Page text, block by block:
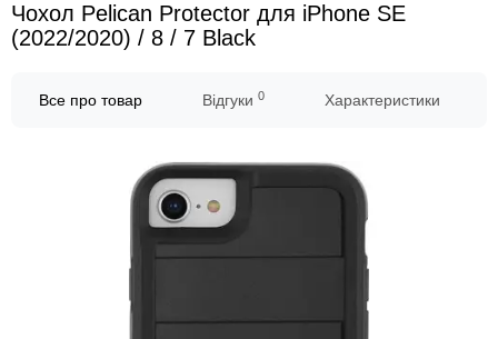
Чохол Pelican Protector для iPhone SE
(2022/2020) / 8 / 7 Black
Все про товар Відгуки 0 Характеристики